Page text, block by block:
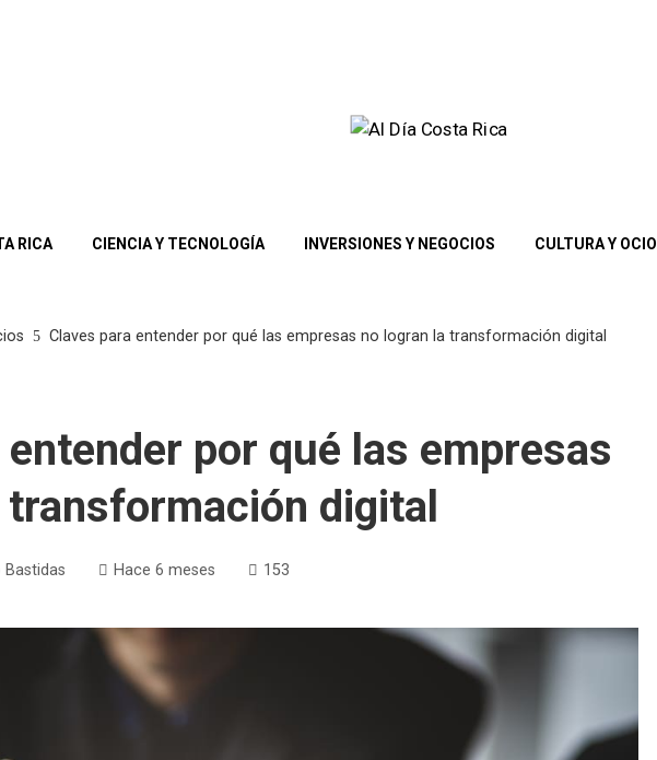
RICA CIENCIA Y TECNOLOGÍA INVERSIONES Y NEGOCIOS CULTURA Y OCIO
Claves para entender por qué las empresas no logran la transformación digital
entender por qué las empresas
digital
Bastidas Hace 6 meses 153